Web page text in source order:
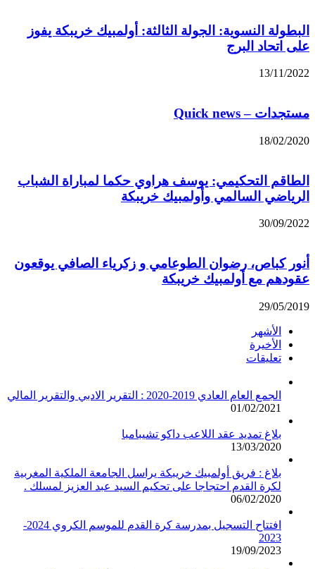
البطولة النسوية: الجولة الثالثة: أولمبيك خريبكة يفوز
على اتحاد البرج
13/11/2022
مستجدات – Quick news
18/02/2020
الطاقم التحكيمي: يوسف هراوي حكما لمباراة الشباب
الرياضي السالمي وأولمبيك خريبكة
30/09/2022
أنور كباص، رضوان الطوعامي و زكرياء الصافي يوقعون
عقودهم مع أولمبيك خريبكة
29/05/2019
الأشهر
الأخيرة
تعليقات
الجمع العام العادي 2019-2020 : التقرير الادبي والتقرير المالي
01/02/2021
بلاغ تمديد عقد اللاعب داكو تشيبامبا
13/03/2020
بلاغ : فريق أولمبيك خريبكة يراسل الجامعة الملكية المغربية
لكرة القدم احتجاجا على تحكيم السيد عبد العزيز لمسلك .
06/02/2020
افتتاح التسجيل بمدرسة كرة القدم للموسم الكروي 2024-
2023
19/09/2023